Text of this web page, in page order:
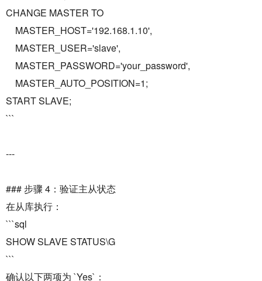
CHANGE MASTER TO
MASTER_HOST='192.168.1.10',
MASTER_USER='slave',
MASTER_PASSWORD='your_password',
MASTER_AUTO_POSITION=1;
START SLAVE;
```
---
### 步骤 4：验证主从状态
在从库执行：
```sql
SHOW SLAVE STATUS\G
```
确认以下两项为 `Yes`：